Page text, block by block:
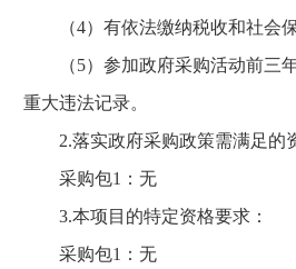
（4）有依法缴纳税收和社会保
（5）参加政府采购活动前三
重大违法记录。
2.落实政府采购政策需满足的
采购包1：无
3.本项目的特定资格要求：
采购包1：无